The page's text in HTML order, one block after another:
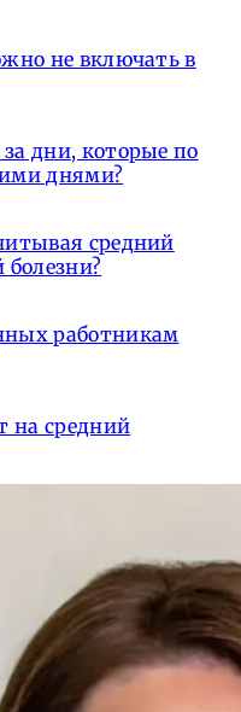
не включать в
дни, которые по
днями?
средний
болезни?
работникам
на средний